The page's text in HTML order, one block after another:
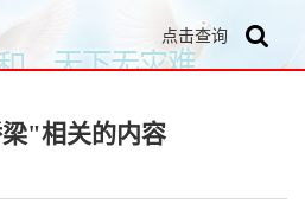
点击查询
"相关的内容